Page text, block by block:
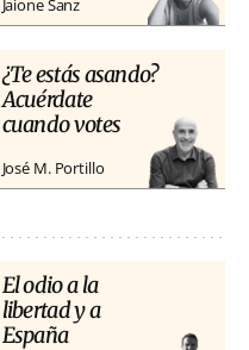
Jaione Sanz
¿Te estás asando?
Acuérdate
cuando votes
José M. Portillo
El odio a la
libertad y a
España